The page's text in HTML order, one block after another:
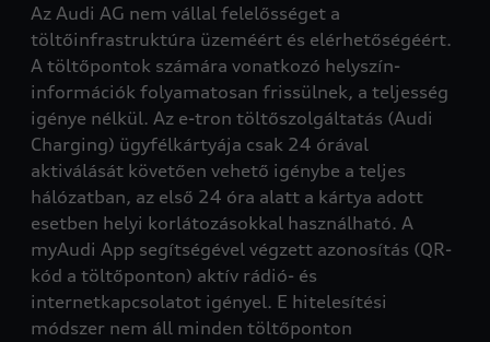
Az Audi AG nem vállal felelősséget a
töltőinfrastruktúra üzeméért és elérhetőségéért.
A töltőpontok számára vonatkozó helyszín-
információk folyamatosan frissülnek, a teljesség
igénye nélkül. Az e-tron töltőszolgáltatás (Audi
Charging) ügyfélkártyája csak 24 órával
aktiválását követően vehető igénybe a teljes
hálózatban, az első 24 óra alatt a kártya adott
esetben helyi korlátozásokkal használható. A
myAudi App segítségével végzett azonosítás (QR-
kód a töltőponton) aktív rádió- és
internetkapcsolatot igényel. E hitelesítési
módszer nem áll minden töltőponton